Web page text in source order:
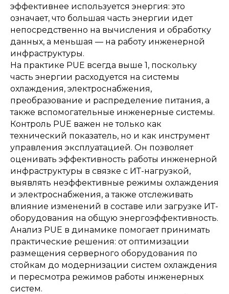
эффективнее используется энергия: это
означает, что большая часть энергии идет
непосредственно на вычисления и обработку
данных, а меньшая — на работу инженерной
инфраструктуры.
На практике PUE всегда выше 1, поскольку
часть энергии расходуется на системы
охлаждения, электроснабжения,
преобразование и распределение питания, а
также вспомогательные инженерные системы.
Контроль PUE важен не только как
технический показатель, но и как инструмент
управления эксплуатацией. Он позволяет
оценивать эффективность работы инженерной
инфраструктуры в связке с ИТ-нагрузкой,
выявлять неэффективные режимы охлаждения
и электроснабжения, а также отслеживать
влияние изменений в составе или загрузке ИТ-
оборудования на общую энергоэффективность.
Анализ PUE в динамике помогает принимать
практические решения: от оптимизации
размещения серверного оборудования по
стойкам до модернизации систем охлаждения
и пересмотра режимов работы инженерных
систем.